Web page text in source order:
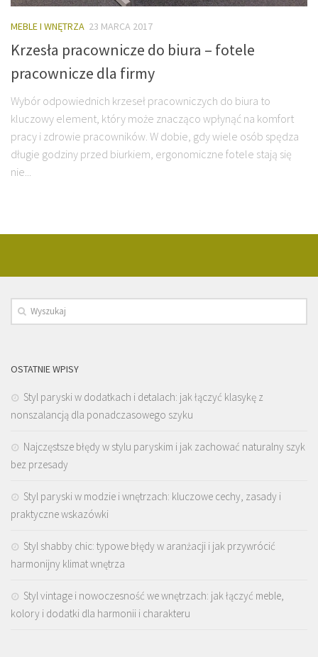
MEBLE I WNĘTRZA 23 MARCA 2017
Krzesła pracownicze do biura – fotele
pracownicze dla firmy
Wybór odpowiednich krzeseł pracowniczych do biura to
kluczowy element, który może znacząco wpłynąć na komfort
pracy i zdrowie pracowników. W dobie, gdy wiele osób spędza
długie godziny przed biurkiem, ergonomiczne fotele stają się
nie...
OSTATNIE WPISY
Styl paryski w dodatkach i detalach: jak łączyć klasykę z
nonszalancją dla ponadczasowego szyku
Najczęstsze błędy w stylu paryskim i jak zachować naturalny szyk
bez przesady
Styl paryski w modzie i wnętrzach: kluczowe cechy, zasady i
praktyczne wskazówki
Styl shabby chic: typowe błędy w aranżacji i jak przywrócić
harmonijny klimat wnętrza
Styl vintage i nowoczesność we wnętrzach: jak łączyć meble,
kolory i dodatki dla harmonii i charakteru